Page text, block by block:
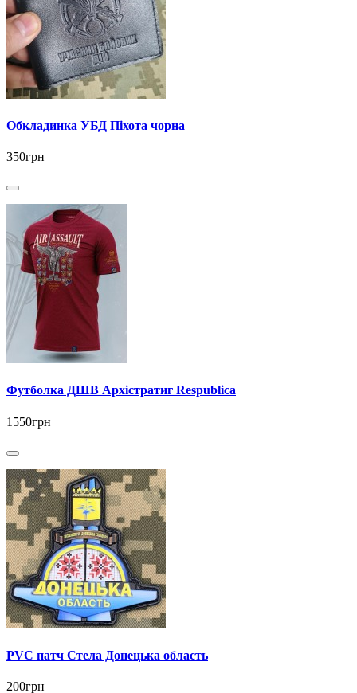
Обкладинка УБД Піхота чорна
350грн
Футболка ДШВ Архістратиг Respublica
1550грн
PVC патч Стела Донецька область
200грн